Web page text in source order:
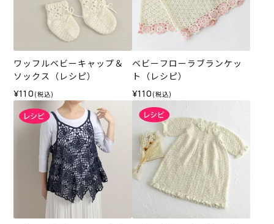
ワッフルベビーキャップ＆
ソックス（レシピ）
¥110 (税込)
ベビーフローラブランケッ
ト（レシピ）
¥110 (税込)